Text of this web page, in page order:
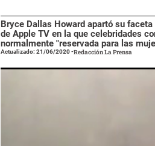
Bryce Dallas Howard apartó su
de Apple TV en la que celebridades
normalmente "reservada para las
Actualizado: 21/06/2020-Redacción La Prensa